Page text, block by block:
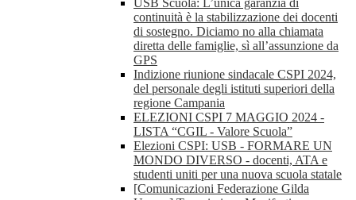
USB Scuola: L’unica garanzia di
continuità è la stabilizzazione dei docenti
di sostegno. Diciamo no alla chiamata
diretta delle famiglie, sì all’assunzione da
GPS
Indizione riunione sindacale CSPI 2024,
del personale degli istituti superiori della
regione Campania
ELEZIONI CSPI 7 MAGGIO 2024 -
LISTA “CGIL - Valore Scuola”
Elezioni CSPI: USB - FORMARE UN
MONDO DIVERSO - docenti, ATA e
studenti uniti per una nuova scuola statale
[Comunicazioni Federazione Gilda